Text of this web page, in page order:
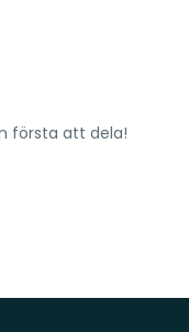
första att dela!